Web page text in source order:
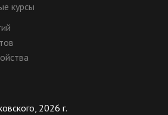
курсы
2026 г.